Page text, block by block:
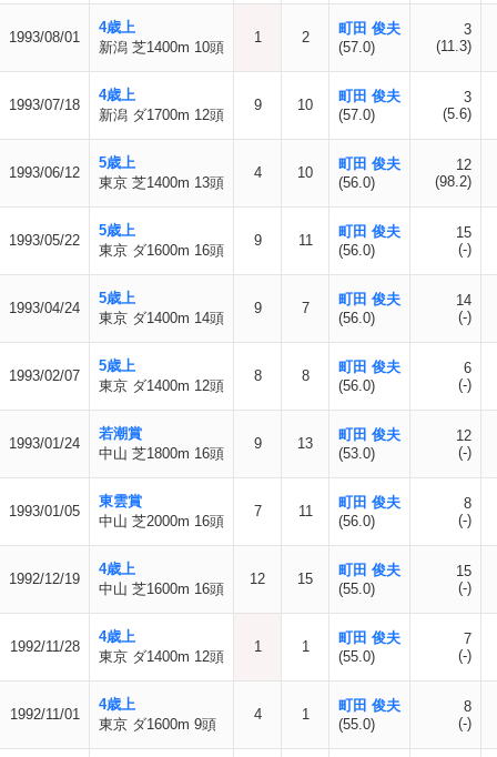
1993/08/01
4歳上
新潟 芝1400m 10頭
1 2
町田 俊夫
(57.0)
3
(11.3)
1993/07/18
4歳上
新潟 ダ1700m 12頭
9 10
町田 俊夫
(57.0)
3
(5.6)
1993/06/12
5歳上
東京 芝1400m 13頭
4 10
町田 俊夫
(56.0)
12
(98.2)
1993/05/22
5歳上
東京 ダ1600m 16頭
9 11
町田 俊夫
(56.0)
15
(-)
1993/04/24
5歳上
東京 ダ1400m 14頭
9 7
町田 俊夫
(56.0)
14
(-)
1993/02/07
5歳上
東京 ダ1400m 12頭
8 8
町田 俊夫
(56.0)
6
(-)
1993/01/24
若潮賞
中山 芝1800m 16頭
9 13
町田 俊夫
(53.0)
12
(-)
1993/01/05
東雲賞
中山 芝2000m 16頭
7 11
町田 俊夫
(56.0)
8
(-)
1992/12/19
4歳上
中山 芝1600m 16頭
12 15
町田 俊夫
(55.0)
15
(-)
1992/11/28
4歳上
東京 ダ1400m 12頭
1 1
町田 俊夫
(55.0)
7
(-)
1992/11/01
4歳上
東京 ダ1600m 9頭
4 1
町田 俊夫
(55.0)
8
(-)